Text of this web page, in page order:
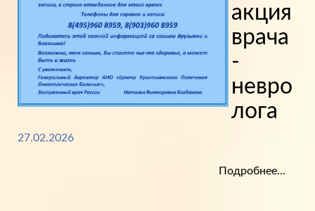
акция
врача
-
невро
лога
27.02.2026
Подробнее...